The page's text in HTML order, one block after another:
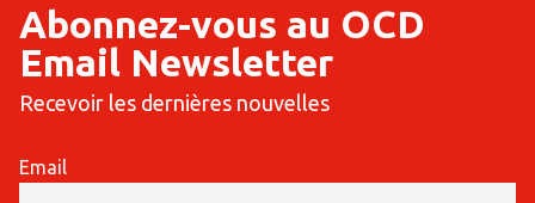
Abonnez-vous au OCD
Email Newsletter
Recevoir les dernières nouvelles
Email